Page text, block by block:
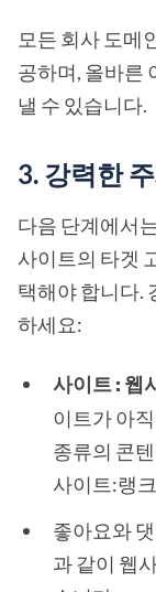
모든 회사 도메
공하며, 올바른
낼 수 있습니다.
3. 강력한
다음 단계에서
사이트의 타겟
택해야 합니다.
하세요:
사이트:웹
이트가 아
종류의 콘
사이트:랭
좋아요와
과 같이 웹